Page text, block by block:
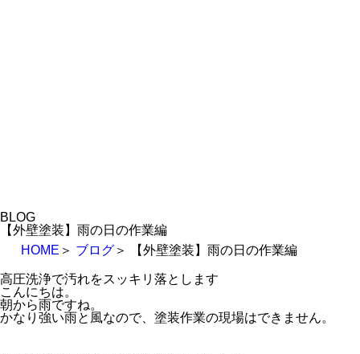
BLOG
【外壁塗装】雨の日の作業編
HOME ＞ ブログ ＞ 【外壁塗装】雨の日の作業編
高圧洗浄で汚れをスッキリ落とします
こんにちは。
朝から雨ですね。
かなり強い雨と風なので、塗装作業の現場はできません。